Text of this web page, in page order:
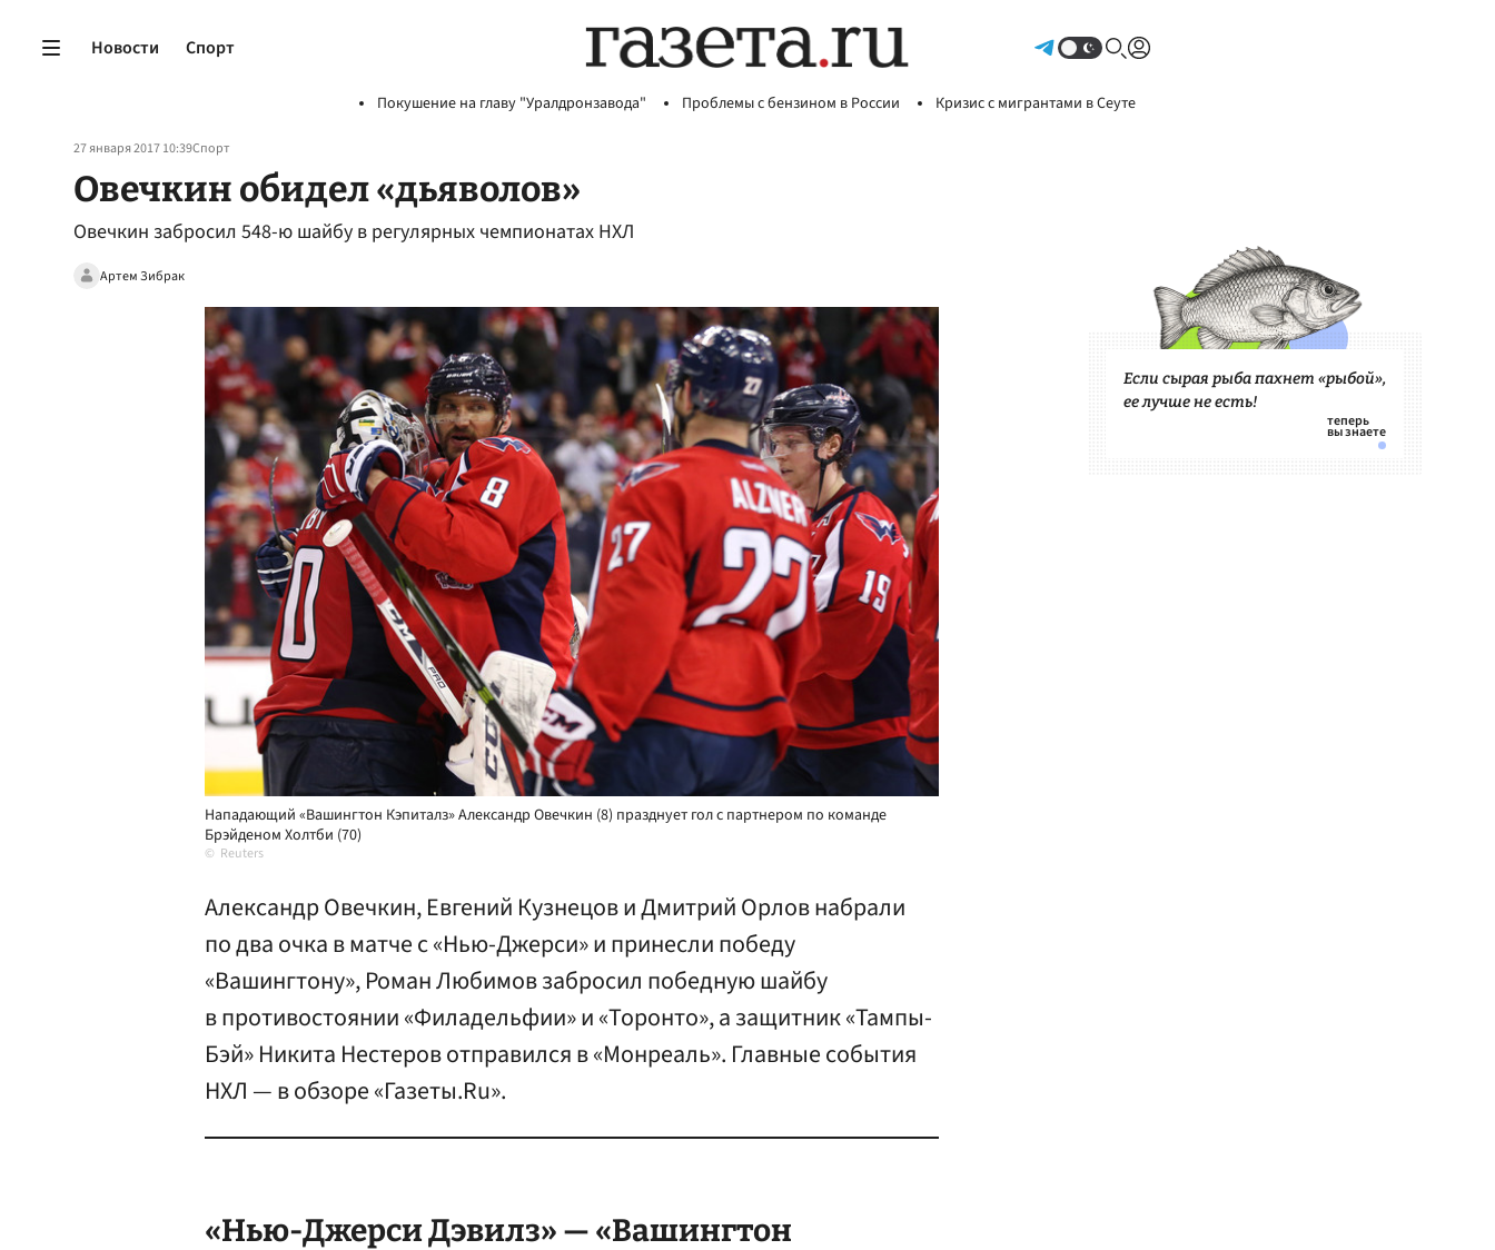
Новости Спорт
Покушение на главу "Уралдронзавода" Проблемы с бензином в России Кризис с мигрантами в Сеуте
27 января 2017 10:39Спорт
Овечкин обидел «дьяволов»
Овечкин забросил 548-ю шайбу в регулярных чемпионатах НХЛ
Артем Зибрак
Нападающий «Вашингтон Кэпиталз» Александр Овечкин (8) празднует гол с партнером по команде
Брэйденом Холтби (70)
Reuters
Александр Овечкин, Евгений Кузнецов и Дмитрий Орлов набрали
по два очка в матче с «Нью-Джерси» и принесли победу
«Вашингтону», Роман Любимов забросил победную шайбу
в противостоянии «Филадельфии» и «Торонто», а защитник «Тампы-
Бэй» Никита Нестеров отправился в «Монреаль». Главные события
НХЛ — в обзоре «Газеты.Ru».
«Нью-Джерси Дэвилз» — «Вашингтон
Если сырая рыба пахнет «рыбой»,
ее лучше не есть!